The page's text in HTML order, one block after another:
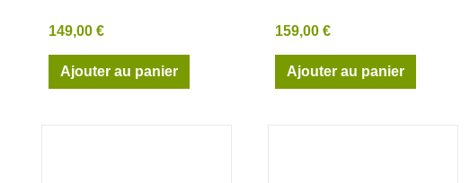
149,00 €
Ajouter au panier
159,00 €
Ajouter au panier